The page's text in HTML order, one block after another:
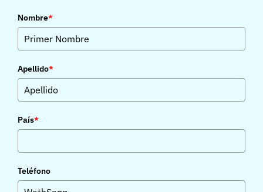
Nombre*
Apellido*
País*
Teléfono